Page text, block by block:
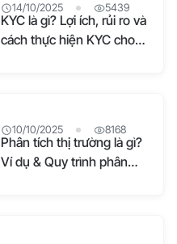
14/10/2025 5439
KYC là gì? Lợi ích, rủi ro và
cách thực hiện KYC cho
10/10/2025 8168
Phân tích thị trường là gì?
Ví dụ & Quy trình phân